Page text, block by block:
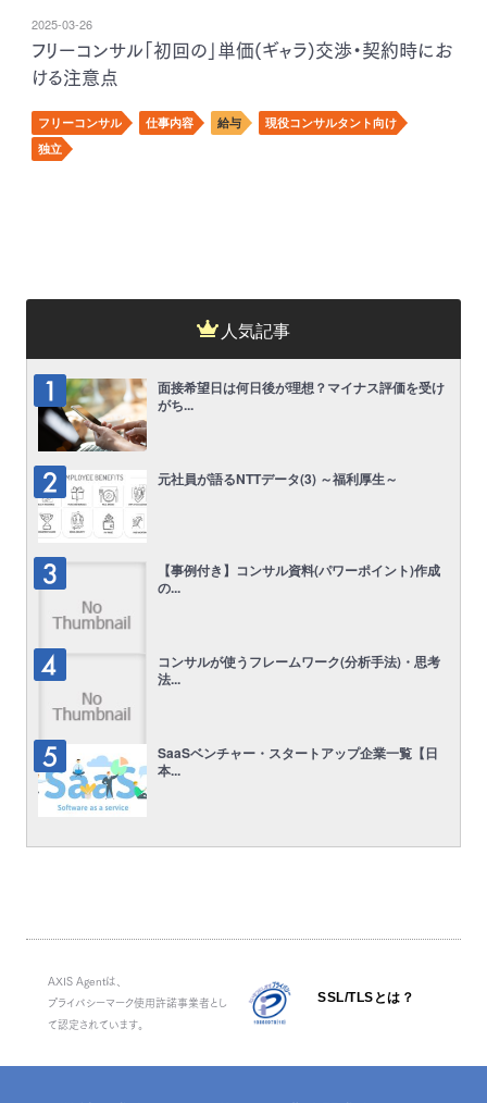
2025-03-26
フリーコンサル「初回の」単価(ギャラ)交渉・契約時にお
ける注意点
フリーコンサル 仕事内容 給与
現役コンサルタント向け
独立
人気記事
面接希望日は何日後が理想？マイナス評価を受け
がち...
元社員が語るNTTデータ(3) ～福利厚生～
【事例付き】コンサル資料(パワーポイント)作成
の...
コンサルが使うフレームワーク(分析手法)・思考
法...
SaaSベンチャー・スタートアップ企業一覧【日
本...
AXIS Agentは、
プライバシーマーク使用許諾事業者とし
て認定されています。
SSL/TLSとは？